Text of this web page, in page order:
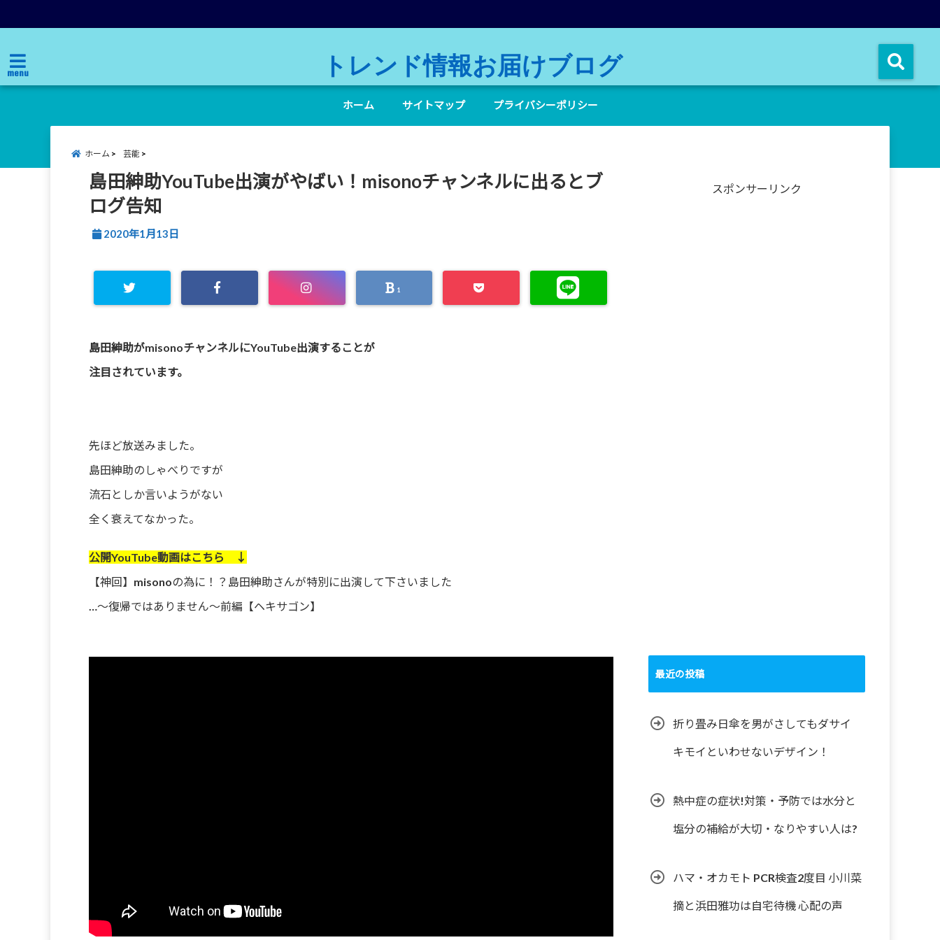
menu トレンド情報お届けブログ
ホーム サイトマップ プライバシーポリシー
ホーム 芸能
島田紳助YouTube出演がやばい！misonoチャンネルに出るとブ
ログ告知
2020年1月13日
1
島田紳助がmisonoチャンネルにYouTube出演することが
注目されています。
先ほど放送みました。
島田紳助のしゃべりですが
流石としか言いようがない
全く衰えてなかった。
公開YouTube動画はこちら ↓
【神回】misonoの為に！？島田紳助さんが特別に出演して下さいました
…〜復帰ではありません〜前編【ヘキサゴン】
スポンサーリンク
最近の投稿
折り畳み日傘を男がさしてもダサイ
キモイといわせないデザイン！
熱中症の症状!対策・予防では水分と
塩分の補給が大切・なりやすい人は?
ハマ・オカモト PCR検査2度目 小川菜
摘と浜田雅功は自宅待機 心配の声